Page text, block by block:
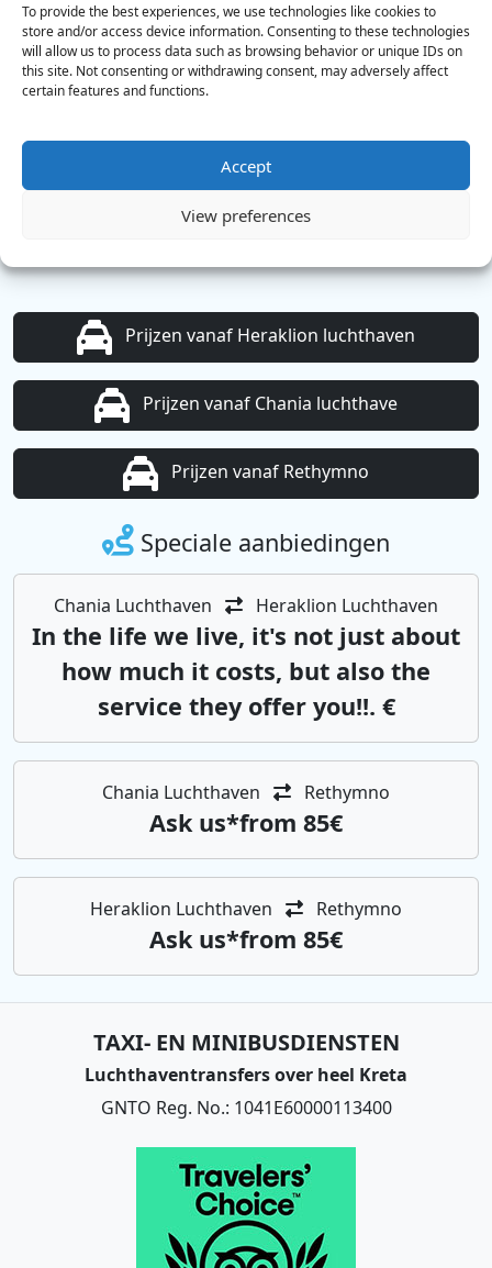
To provide the best experiences, we use technologies like cookies to
store and/or access device information. Consenting to these technologies
will allow us to process data such as browsing behavior or unique IDs on
this site. Not consenting or withdrawing consent, may adversely affect
certain features and functions.
Accept
View preferences
Tours om bezienswaardigheden van het
eiland bekijken
Prijzen vanaf Heraklion luchthaven
Prijzen vanaf Chania luchthave
Prijzen vanaf Rethymno
Speciale aanbiedingen
Chania Luchthaven Heraklion Luchthaven
In the life we ​​live, it's not just about
how much it costs, but also the
service they offer you!!. €
Chania Luchthaven Rethymno
Αsk us*from 85€
Heraklion Luchthaven Rethymno
Αsk us*from 85€
TAXI- EN MINIBUSDIENSTEN
Luchthaventransfers over heel Kreta
GNTO Reg. No.: 1041E60000113400